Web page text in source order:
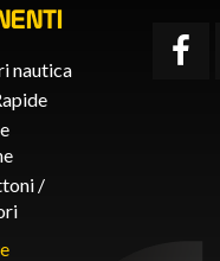
nautica
/